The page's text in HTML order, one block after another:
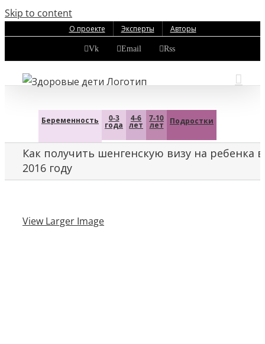
Skip to content
О проекте Эксперты Авторы
Vk Email Rss
Беременность 0-3
года
4-6
лет
7-10
лет Подростки
Как получить шенгенскую визу на ребенка в
2016 году
View Larger Image